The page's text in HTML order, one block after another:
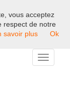
et de la
Toggle
vous acceptez
respect de notre
savoir plus Ok